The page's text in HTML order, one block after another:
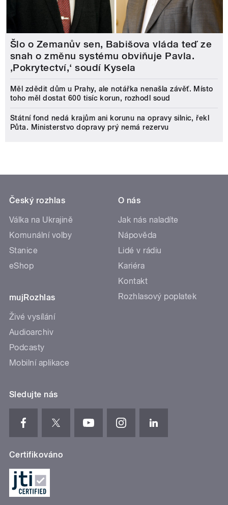
Šlo o Zemanův sen, Babišova vláda teď ze
snah o změnu systému obviňuje Pavla.
‚Pokrytectví,‘ soudí Kysela
Měl zdědit dům u Prahy, ale notářka nenašla závěť. Místo
toho měl dostat 600 tisíc korun, rozhodl soud
Státní fond nedá krajům ani korunu na opravy silnic, řekl
Půta. Ministerstvo dopravy prý nemá rezervu
Český rozhlas
Válka na Ukrajině
Komunální volby
Stanice
eShop
mujRozhlas
Živé vysílání
Audioarchiv
Podcasty
Mobilní aplikace
O nás
Jak nás naladíte
Nápověda
Lidé v rádiu
Kariéra
Kontakt
Rozhlasový poplatek
Sledujte nás
Certifikováno